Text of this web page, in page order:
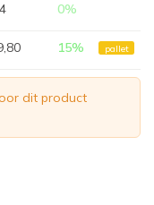
0%
15% pallet
dit product